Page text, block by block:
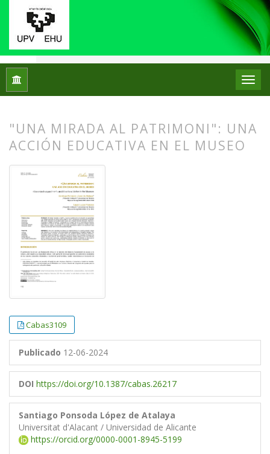
Inicio Núm. 31 (2024): Monográfico: Didáctica
"UNA MIRADA AL PATRIMONI": UNA
ACCIÓN EDUCATIVA EN EL MUSEO
Cabas3109
Publicado 12-06-2024
DOI https://doi.org/10.1387/cabas.26217
Santiago Ponsoda López de Atalaya
Universitat d'Alacant / Universidad de Alicante
https://orcid.org/0000-0001-8945-5199